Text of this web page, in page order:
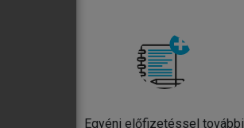
Egyéni előfizetéssel további